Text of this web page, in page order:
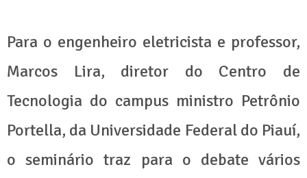
Para o engenheiro eletricista e professor,
Marcos Lira, diretor do Centro de
Tecnologia do campus ministro Petrônio
Portella, da Universidade Federal do Piauí,
o seminário traz para o debate vários